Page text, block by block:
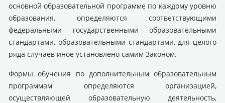
основной образовательной программе по каждому уровню
образования, определяются соответствующими
федеральными государственными образовательными
стандартами, образовательными стандартами, для целого
ряда случаев иное установлено самим Законом.
Формы обучения по дополнительным образовательным
программам определяются организацией,
осуществляющей образовательную деятельность,